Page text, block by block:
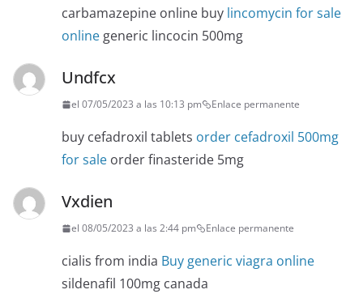
carbamazepine online buy lincomycin for sale
onlinegeneric lincocin 500mg
Undfcx
el 07/05/2023 a las 10:13 pm Enlace permanente
buy cefadroxil tablets order cefadroxil 500mg
for sale order finasteride 5mg
Vxdien
el 08/05/2023 a las 2:44 pm Enlace permanente
cialis from india Buy generic viagra online
sildenafil 100mg canada